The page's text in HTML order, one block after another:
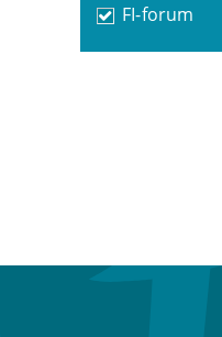
FI-forum